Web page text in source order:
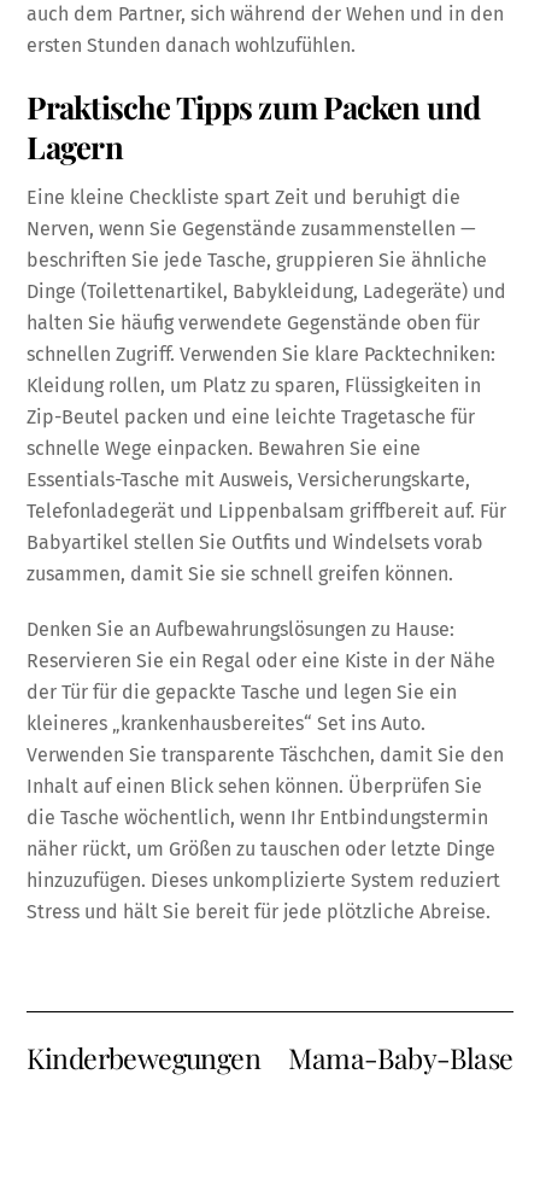
auch dem Partner, sich während der Wehen und in den
ersten Stunden danach wohlzufühlen.
Praktische Tipps zum Packen und
Lagern
Eine kleine Checkliste spart Zeit und beruhigt die
Nerven, wenn Sie Gegenstände zusammenstellen —
beschriften Sie jede Tasche, gruppieren Sie ähnliche
Dinge (Toilettenartikel, Babykleidung, Ladegeräte) und
halten Sie häufig verwendete Gegenstände oben für
schnellen Zugriff. Verwenden Sie klare Packtechniken:
Kleidung rollen, um Platz zu sparen, Flüssigkeiten in
Zip-Beutel packen und eine leichte Tragetasche für
schnelle Wege einpacken. Bewahren Sie eine
Essentials-Tasche mit Ausweis, Versicherungskarte,
Telefonladegerät und Lippenbalsam griffbereit auf. Für
Babyartikel stellen Sie Outfits und Windelsets vorab
zusammen, damit Sie sie schnell greifen können.
Denken Sie an Aufbewahrungslösungen zu Hause:
Reservieren Sie ein Regal oder eine Kiste in der Nähe
der Tür für die gepackte Tasche und legen Sie ein
kleineres „krankenhausbereites“ Set ins Auto.
Verwenden Sie transparente Täschchen, damit Sie den
Inhalt auf einen Blick sehen können. Überprüfen Sie
die Tasche wöchentlich, wenn Ihr Entbindungstermin
näher rückt, um Größen zu tauschen oder letzte Dinge
hinzuzufügen. Dieses unkomplizierte System reduziert
Stress und hält Sie bereit für jede plötzliche Abreise.
Kinderbewegungen Mama-Baby-Blase